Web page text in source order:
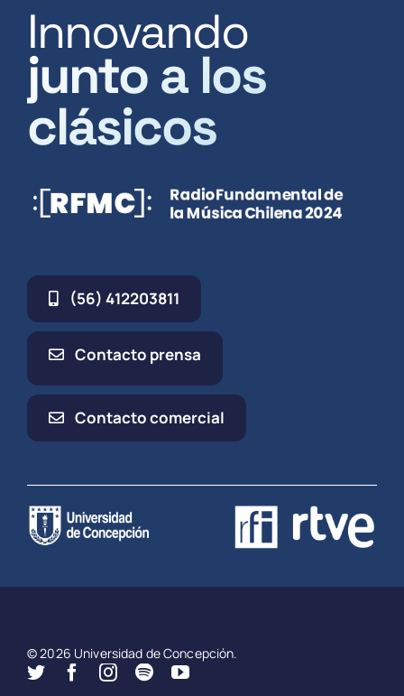
Innovando
junto a los
clásicos
(56) 412203811
Contacto prensa
Contacto comercial
© 2026 Universidad de Concepción.